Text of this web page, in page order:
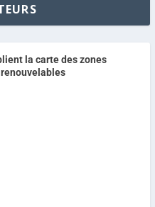
la carte des zones